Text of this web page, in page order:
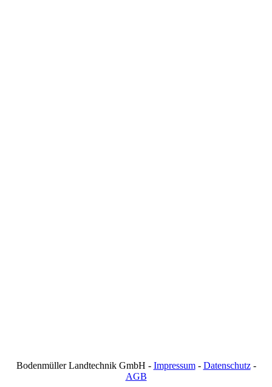
Bodenmüller Landtechnik GmbH - Impressum- Datenschutz-
AGB